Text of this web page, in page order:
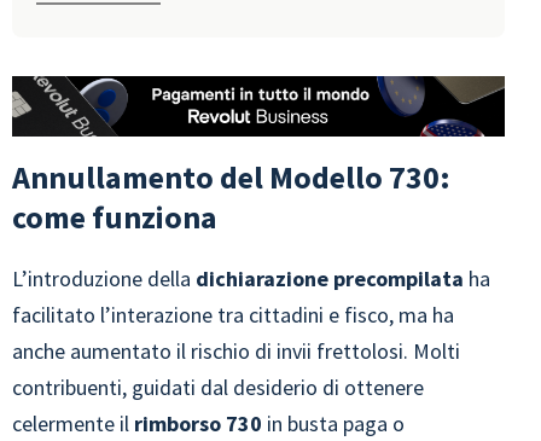
Annullamento del Modello 730:
come funziona
L’introduzione della dichiarazione precompilata ha
facilitato l’interazione tra cittadini e fisco, ma ha
anche aumentato il rischio di invii frettolosi. Molti
contribuenti, guidati dal desiderio di ottenere
celermente il rimborso 730 in busta paga o